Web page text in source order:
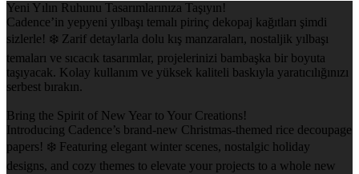
Yeni Yılın Ruhunu Tasarımlarınıza Taşıyın!
Cadence’in yepyeni yılbaşı temalı pirinç dekopaj kağıtları şimdi
sizlerle! ❄️ Zarif detaylarla dolu kış manzaraları, nostaljik yılbaşı
temaları ve sıcacık tasarımlar, projelerinizi bambaşka bir boyuta
taşıyacak. Kolay kullanım ve yüksek kaliteli baskıyla yaratıcılığınızı
serbest bırakın.
Bring the Spirit of New Year to Your Creations!
Introducing Cadence’s brand-new Christmas-themed rice decoupage
papers! ❄️ Featuring elegant winter scenes, nostalgic holiday
designs, and cozy themes to elevate your projects to a whole new